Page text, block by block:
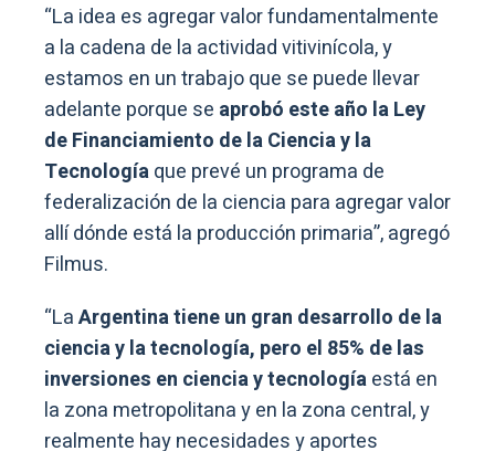
“La idea es agregar valor fundamentalmente
a la cadena de la actividad vitivinícola, y
estamos en un trabajo que se puede llevar
adelante porque se aprobó este año la Ley
de Financiamiento de la Ciencia y la
Tecnologíaque prevé un programa de
federalización de la ciencia para agregar valor
allí dónde está la producción primaria”, agregó
Filmus.
“LaArgentina tiene un gran desarrollo de la
ciencia y la tecnología, pero el 85% de las
inversiones en ciencia y tecnologíaestá en
la zona metropolitana y en la zona central, y
realmente hay necesidades y aportes